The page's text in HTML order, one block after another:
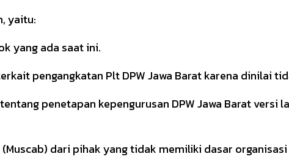
yaitu:
yang ada saat ini.
pengangkatan Plt DPW Jawa Barat karena dinilai
penetapan kepengurusan DPW Jawa Barat versi
dari pihak yang tidak memiliki dasar organisasi